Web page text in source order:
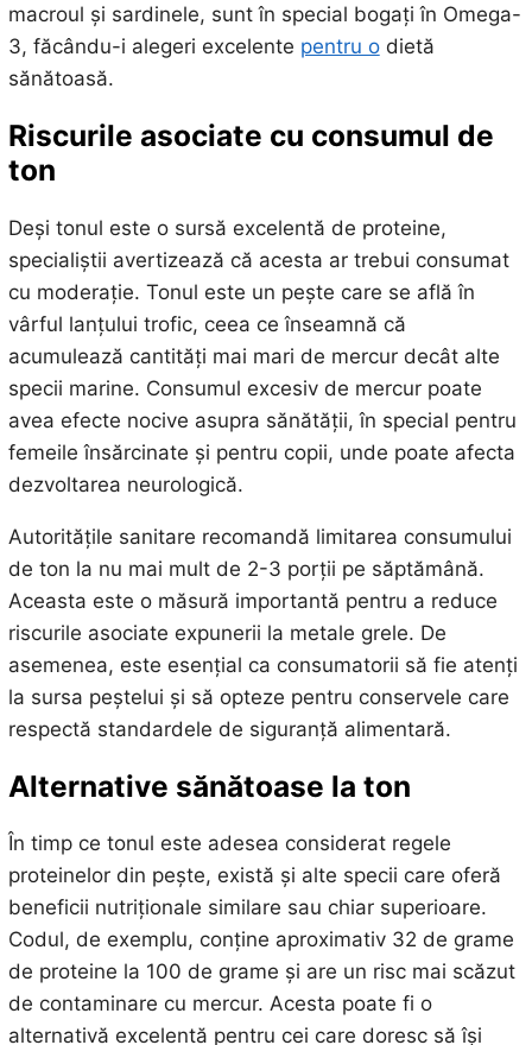
macroul și sardinele, sunt în special bogați în Omega-
3, făcându-i alegeri excelente pentru odietă
sănătoasă.
Riscurile asociate cu consumul de
ton
Deși tonul este o sursă excelentă de proteine,
specialiștii avertizează că acesta ar trebui consumat
cu moderație. Tonul este un pește care se află în
vârful lanțului trofic, ceea ce înseamnă că
acumulează cantități mai mari de mercur decât alte
specii marine. Consumul excesiv de mercur poate
avea efecte nocive asupra sănătății, în special pentru
femeile însărcinate și pentru copii, unde poate afecta
dezvoltarea neurologică.
Autoritățile sanitare recomandă limitarea consumului
de ton la nu mai mult de 2-3 porții pe săptămână.
Aceasta este o măsură importantă pentru a reduce
riscurile asociate expunerii la metale grele. De
asemenea, este esențial ca consumatorii să fie atenți
la sursa peștelui și să opteze pentru conservele care
respectă standardele de siguranță alimentară.
Alternative sănătoase la ton
În timp ce tonul este adesea considerat regele
proteinelor din pește, există și alte specii care oferă
beneficii nutriționale similare sau chiar superioare.
Codul, de exemplu, conține aproximativ 32 de grame
de proteine la 100 de grame și are un risc mai scăzut
de contaminare cu mercur. Acesta poate fi o
alternativă excelentă pentru cei care doresc să își